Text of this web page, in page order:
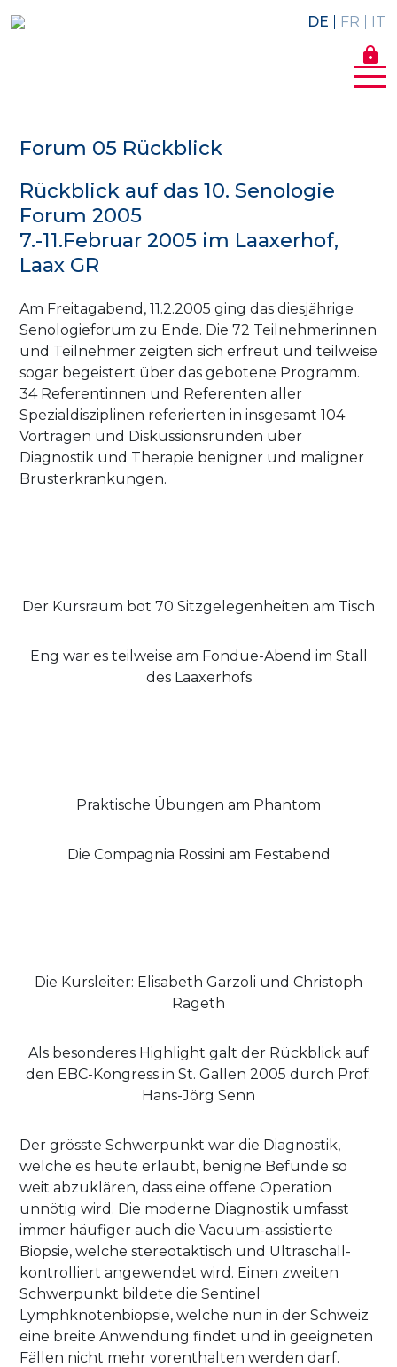
lock
DE FR IT
Forum 05 Rückblick
Rückblick auf das 10. Senologie
Forum 2005
7.-11.Februar 2005 im Laaxerhof,
Laax GR
Am Freitagabend, 11.2.2005 ging das diesjährige
Senologieforum zu Ende. Die 72 Teilnehmerinnen
und Teilnehmer zeigten sich erfreut und teilweise
sogar begeistert über das gebotene Programm.
34 Referentinnen und Referenten aller
Spezialdisziplinen referierten in insgesamt 104
Vorträgen und Diskussionsrunden über
Diagnostik und Therapie benigner und maligner
Brusterkrankungen.
Der Kursraum bot 70 Sitzgelegenheiten am Tisch
Eng war es teilweise am Fondue-Abend im Stall
des Laaxerhofs
Praktische Übungen am Phantom
Die Compagnia Rossini am Festabend
Die Kursleiter: Elisabeth Garzoli und Christoph
Rageth
Als besonderes Highlight galt der Rückblick auf
den EBC-Kongress in St. Gallen 2005 durch Prof.
Hans-Jörg Senn
Der grösste Schwerpunkt war die Diagnostik,
welche es heute erlaubt, benigne Befunde so
weit abzuklären, dass eine offene Operation
unnötig wird. Die moderne Diagnostik umfasst
immer häufiger auch die Vacuum-assistierte
Biopsie, welche stereotaktisch und Ultraschall-
kontrolliert angewendet wird. Einen zweiten
Schwerpunkt bildete die Sentinel
Lymphknotenbiopsie, welche nun in der Schweiz
eine breite Anwendung findet und in geeigneten
Fällen nicht mehr vorenthalten werden darf.